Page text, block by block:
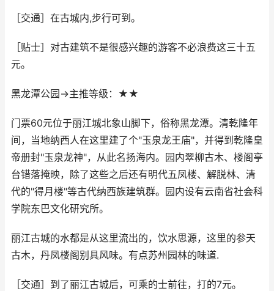
［交通］在古城内,步行可到。
［贴士］对古建筑不是很感兴趣的游客不必浪费这三十五
元。
黑龙潭公园→主推等级：★★
门票60元位于丽江城北象山脚下，俗称黑龙潭。清乾隆年
间，当地纳西人在这里建了个"玉泉龙王庙"，并得到乾隆皇
帝册封"玉泉龙神"，从此名扬海内。园内翠柳古木、楼阁亭
台错落掩映，除了这些之后还有明代五凤楼、解脱林、清
代的"得月楼"等古代纳西族建筑群。园内设有云南省社会科
学院东巴文化研究所。
丽江古城的水都是从这里流出的，饮水思源，这里的参天
古木，丹凤楼阁别具风味。有点苏州园林的味道.
［交通］到了丽江古城后，可乘的士前往，打的7元。